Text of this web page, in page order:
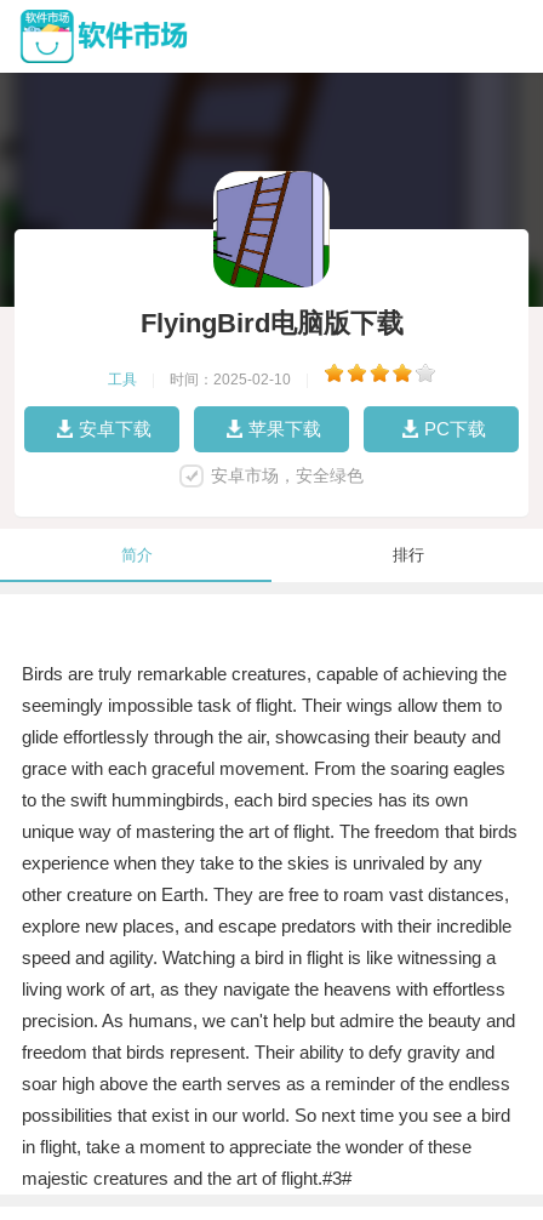
FlyingBird电脑版下载
工具 时间：2025-02-10
安卓下载 苹果下载 PC下载
安卓市场，安全绿色
简介 排行
Birds are truly remarkable creatures, capable of achieving the
seemingly impossible task of flight. Their wings allow them to
glide effortlessly through the air, showcasing their beauty and
grace with each graceful movement. From the soaring eagles
to the swift hummingbirds, each bird species has its own
unique way of mastering the art of flight. The freedom that birds
experience when they take to the skies is unrivaled by any
other creature on Earth. They are free to roam vast distances,
explore new places, and escape predators with their incredible
speed and agility. Watching a bird in flight is like witnessing a
living work of art, as they navigate the heavens with effortless
precision. As humans, we can't help but admire the beauty and
freedom that birds represent. Their ability to defy gravity and
soar high above the earth serves as a reminder of the endless
possibilities that exist in our world. So next time you see a bird
in flight, take a moment to appreciate the wonder of these
majestic creatures and the art of flight.#3#